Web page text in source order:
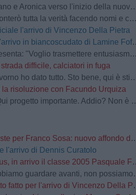
Aronica verso l'inizio della nuova stagione
tutta la verità facendo nomi e cognomi"
l'arrivo di Vincenzo Della Pietra
in biancoscudato di Lamine Fofana
trasmettere entusiasmo. Il passato va cancellato"
difficile, calciatori in fuga
ho dato tutto. Sto bene, qui è stimolante"
la risoluzione con Facundo Urquiza
importante. Addio? Non è dipeso da me"
Franco Sosa: nuovo affondo del club amaranto
l'arrivo di Dennis Curatolo
in arrivo il classe 2005 Pasquale Faccetti
possiamo prenderci carico di quello che è successo lo scorso anno"
fatto per l'arrivo di Vincenzo Della Pietra